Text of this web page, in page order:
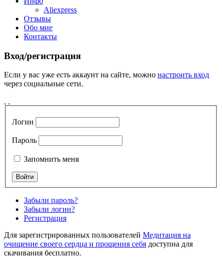
Aliexpress
Отзывы
Обо мне
Контакты
Вход/регистрация
Если у вас уже есть аккаунт на сайте, можно настроить вход
через социальные сети.
Логин
Пароль
Запомнить меня
Забыли пароль?
Забыли логин?
Регистрация
Для зарегистрированных пользователей Медитация на
очищение своего сердца и прощения себя доступна для
скачивания бесплатно.